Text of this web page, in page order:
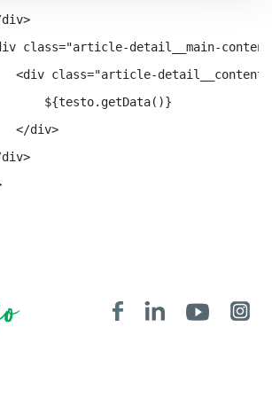
class="article-detail__main-
<div class="article-
${testo.getData()}
</div>